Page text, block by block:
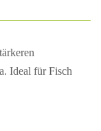
Ideal für Fisch